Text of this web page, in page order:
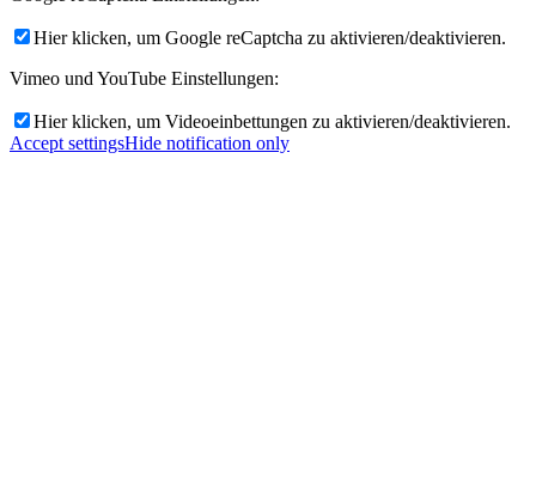
Hier klicken, um Google reCaptcha zu aktivieren/deaktivieren.
Vimeo und YouTube Einstellungen:
Hier klicken, um Videoeinbettungen zu aktivieren/deaktivieren.
Accept settingsHide notification only